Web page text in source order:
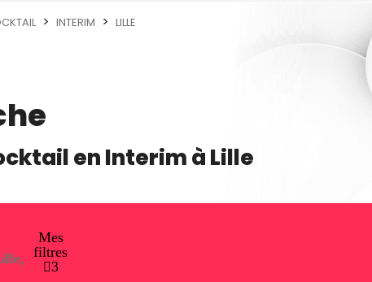
INTERIM LILLE
enInterimàLille
Mes
filtres
3